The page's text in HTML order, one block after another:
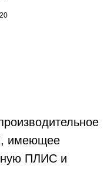
имеющее
ПЛИС и